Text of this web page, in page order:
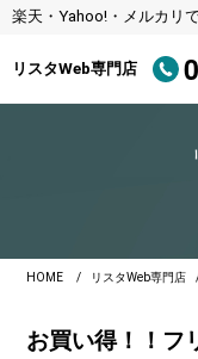
楽天・Yahoo!・メルカリ
リスタWeb専門店
HOME リスタWeb専門店
お買い得！！フ